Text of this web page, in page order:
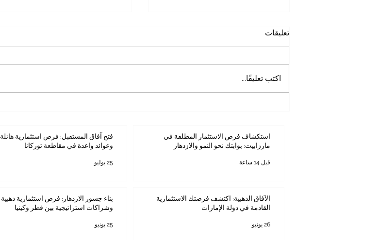
تعليقات
اكتب تعليقًا...
استكشاف فرص الاستثمار المطلقة في
مارزابيت: بوابتك نحو النمو والازدهار
قبل 14 ساعة
فتح آفاق المستقبل: فرص استثمارية هائلة
وعوائد واعدة في مقاطعة توركانا
25 يوليو
الآفاق الذهبية: اكتشف فرصتك الاستثمارية
القادمة في دولة الإمارات
26 يونيو
بناء جسور الازدهار: فرص استثمارية ذهبية
وشراكات استراتيجية بين قطر وكينيا
25 يونيو